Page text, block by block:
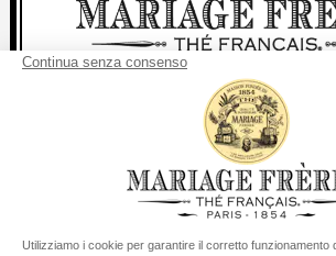
Condizioni
Diventare socio
Politica dei
Preferenze per i cookie
© COPYRIGHT 2026 / MARIAGE
Benvenuti
Per ogni acquisto, laconsegna
da 60 € in Francia Metropolitana
per il resto del mondo